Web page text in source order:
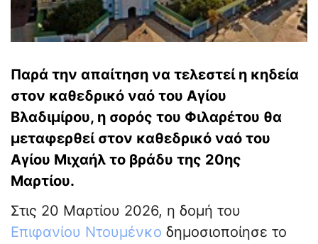
Παρά την απαίτηση να τελεστεί η κηδεία
στον καθεδρικό ναό του Αγίου
Βλαδιμίρου, η σορός του Φιλαρέτου θα
μεταφερθεί στον καθεδρικό ναό του
Αγίου Μιχαήλ το βράδυ της 20ης
Μαρτίου.
Στις 20 Μαρτίου 2026, η δομή του
Επιφανίου Ντουμένκο δημοσιοποίησε το